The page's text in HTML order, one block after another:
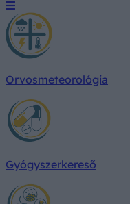
Orvosmeteorológia
Gyógyszerkereső